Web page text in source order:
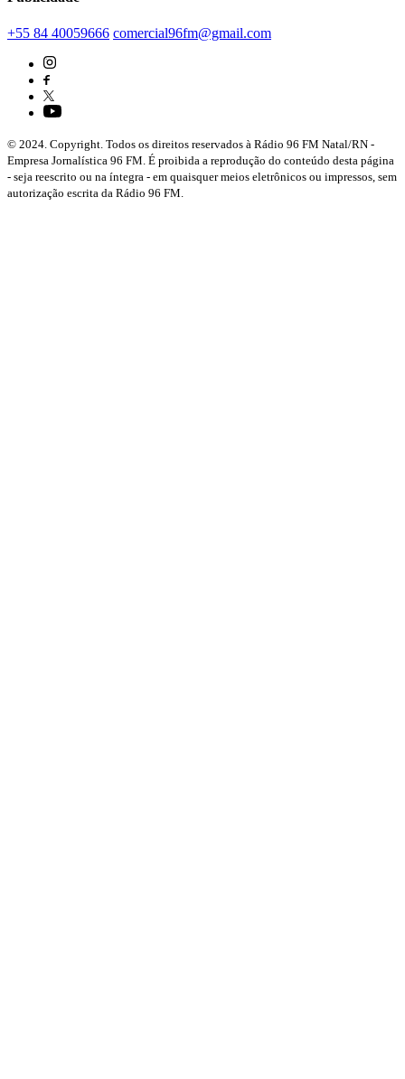
+55 84 40059666 comercial96fm@gmail.com
© 2024. Copyright. Todos os direitos reservados à Rádio 96 FM Natal/RN -
Empresa Jornalística 96 FM. É proibida a reprodução do conteúdo desta página
- seja reescrito ou na íntegra - em quaisquer meios eletrônicos ou impressos, sem
autorização escrita da Rádio 96 FM.